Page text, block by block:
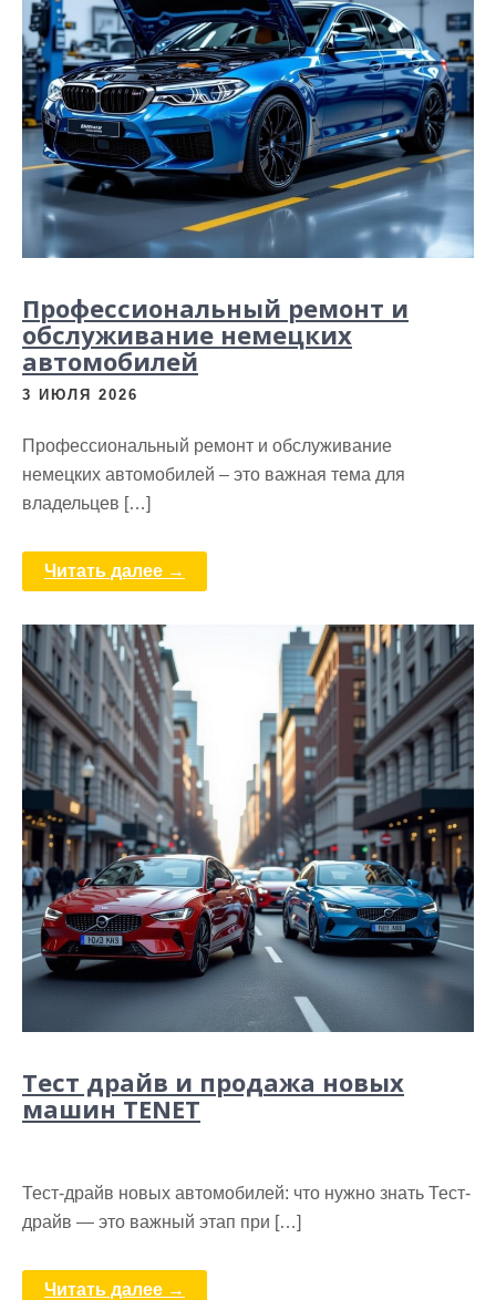
Профессиональный ремонт и
обслуживание немецких
автомобилей
3 ИЮЛЯ 2026
Профессиональный ремонт и обслуживание
немецких автомобилей – это важная тема для
владельцев […]
Читать далее →
Тест драйв и продажа новых
машин TENET
Тест-драйв новых автомобилей: что нужно знать Тест-
драйв — это важный этап при […]
Читать далее →